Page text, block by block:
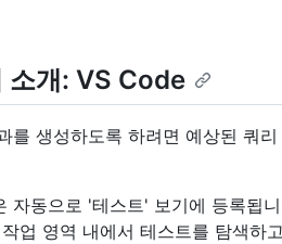
소개: VS Code
를 생성하도록 하려면 예상된 쿼
자동으로 '테스트' 보기에 등록됩
업 영역 내에서 테스트를 탐색하